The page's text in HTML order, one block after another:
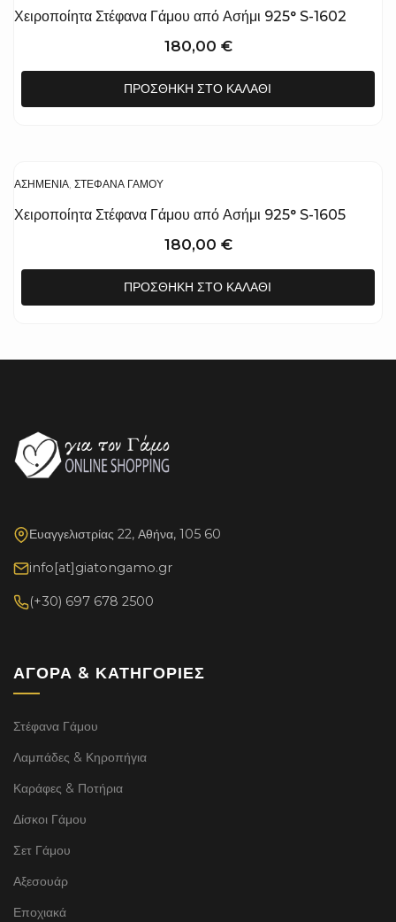
Χειροποίητα Στέφανα Γάμου από Ασήμι 925° S-1602
180,00 €
ΠΡΟΣΘΉΚΗ ΣΤΟ ΚΑΛΆΘΙ
ΑΣΗΜΈΝΙΑ, ΣΤΈΦΑΝΑ ΓΆΜΟΥ
Χειροποίητα Στέφανα Γάμου από Ασήμι 925° S-1605
180,00 €
ΠΡΟΣΘΉΚΗ ΣΤΟ ΚΑΛΆΘΙ
Ευαγγελιστρίας 22, Αθήνα, 105 60
info[at]giatongamo.gr
(+30) 697 678 2500
ΑΓΟΡΆ & ΚΑΤΗΓΟΡΊΕΣ
Στέφανα Γάμου
Λαμπάδες & Κηροπήγια
Καράφες & Ποτήρια
Δίσκοι Γάμου
Σετ Γάμου
Αξεσουάρ
Εποχιακά